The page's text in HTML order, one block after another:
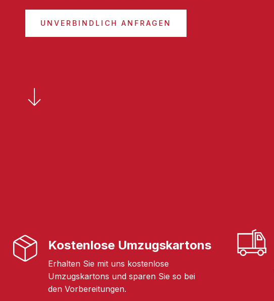
UNVERBINDLICH ANFRAGEN
Kostenlose Umzugskartons
Erhalten Sie mit uns kostenlose
Umzugskartons und sparen Sie so bei
den Vorbereitungen.